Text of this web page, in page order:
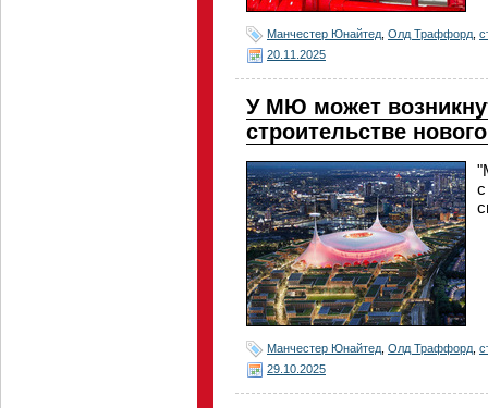
Манчестер Юнайтед Олд Траффорд
20.11.2025
У МЮ может
строительстве
Манчестер Юнайтед Олд Траффорд
29.10.2025